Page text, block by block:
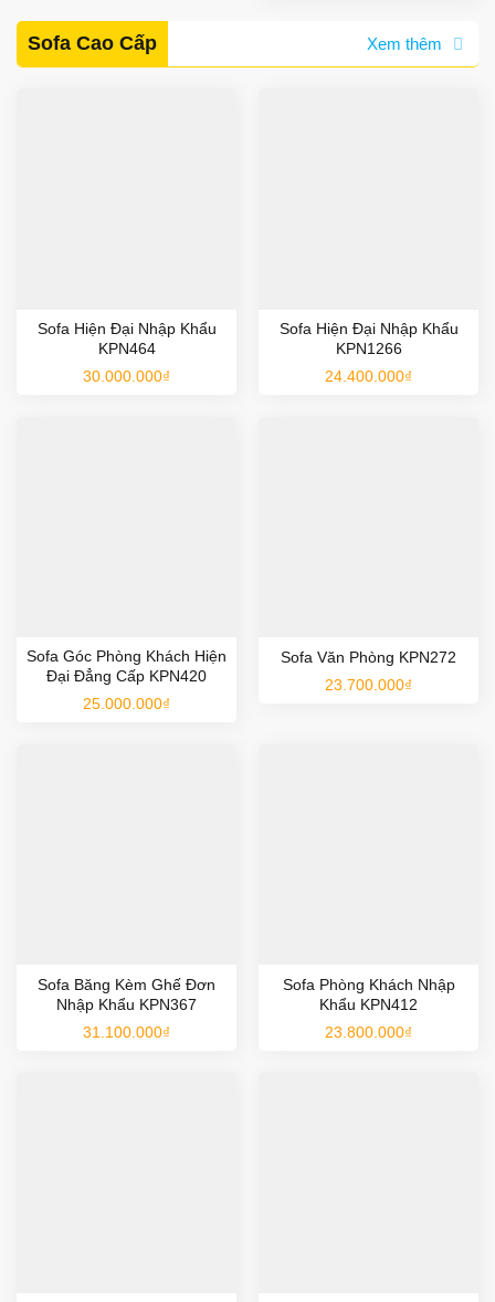
Sofa Cao Cấp Xem thêm
Sofa Hiện Đại Nhập Khẩu
KPN464
30.000.000₫
Sofa Hiện Đại Nhập Khẩu
KPN1266
24.400.000₫
Sofa Góc Phòng Khách Hiện
Đại Đẳng Cấp KPN420
25.000.000₫
Sofa Văn Phòng KPN272
23.700.000₫
Sofa Băng Kèm Ghế Đơn
Nhập Khẩu KPN367
31.100.000₫
Sofa Phòng Khách Nhập
Khẩu KPN412
23.800.000₫